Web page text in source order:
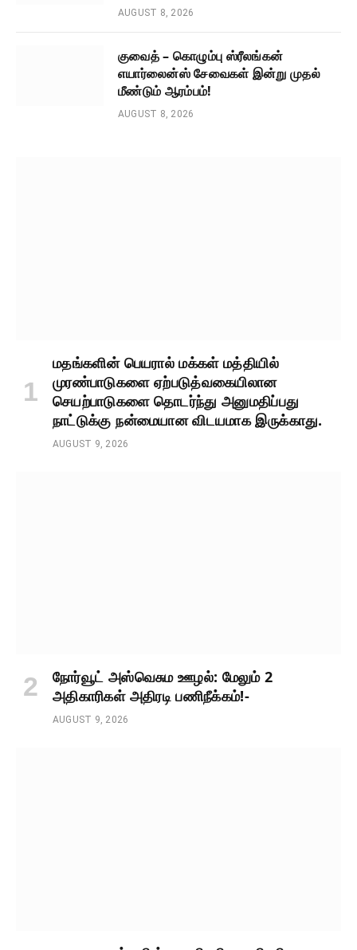
AUGUST 8, 2026
குவைத் – கொழும்பு ஸ்ரீலங்கன்
எயார்லைன்ஸ் சேவைகள் இன்று முதல்
மீண்டும் ஆரம்பம்!
AUGUST 8, 2026
மதங்களின் பெயரால் மக்கள் மத்தியில்
முரண்பாடுகளை ஏற்படுத்வகையிலான
செயற்பாடுகளை தொடர்ந்து அனுமதிப்பது
நாட்டுக்கு நன்மையான விடயமாக இருக்காது.
AUGUST 9, 2026
நோர்வூட் அஸ்வெசும ஊழல்: மேலும் 2
அதிகாரிகள் அதிரடி பணிநீக்கம்!-
AUGUST 9, 2026